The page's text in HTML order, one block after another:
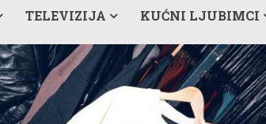
TELEVIZIJA KUĆNI LJUBIMCI